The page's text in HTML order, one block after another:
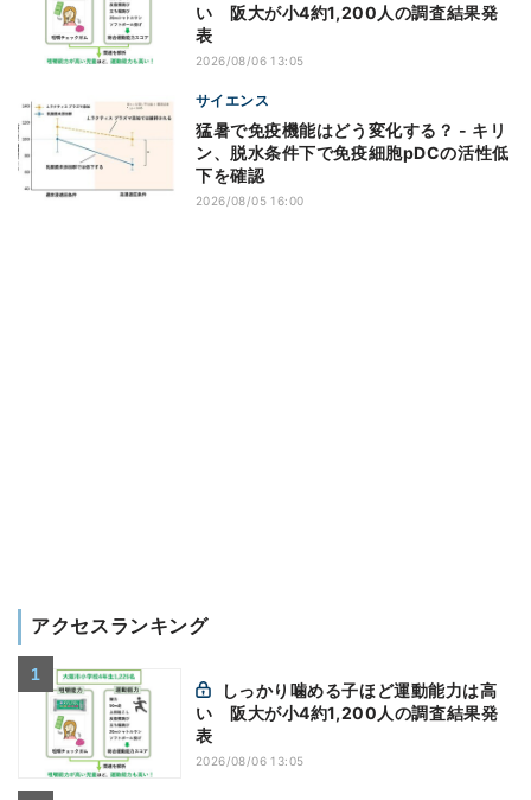
い 阪大が小4約1,200人の調査結果発
表
2026/08/06 13:05
サイエンス
猛暑で免疫機能はどう変化する？ - キリ
ン、脱水条件下で免疫細胞pDCの活性低
下を確認
2026/08/05 16:00
アクセスランキング
い 阪大が小4約1,200人の調査結果発
表
2026/08/06 13:05